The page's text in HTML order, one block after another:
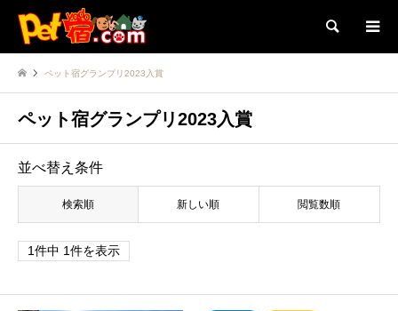
検索
ペット宿グランプリ2023入賞
ペット宿グランプリ2023入賞
並べ替え条件
検索順 新しい順 閲覧数順
1件中 1件を表示